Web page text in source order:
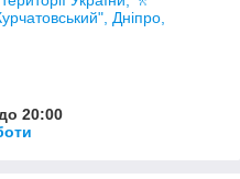
Дніпро,
20:00